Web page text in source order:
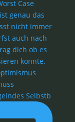
Selbstb